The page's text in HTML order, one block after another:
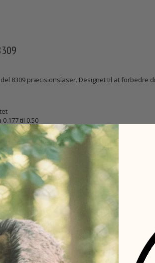
8309 præcisionslaser. Designet til at
til 0.50
og præcis
der kræver det bedste i præcision og
den flade side mod batterihætten. Sørg for at
uret, indtil den er sikker. Stram ikke for
i geværets pibe.
ses.
nu højde og sidevejs på din dagkikkert